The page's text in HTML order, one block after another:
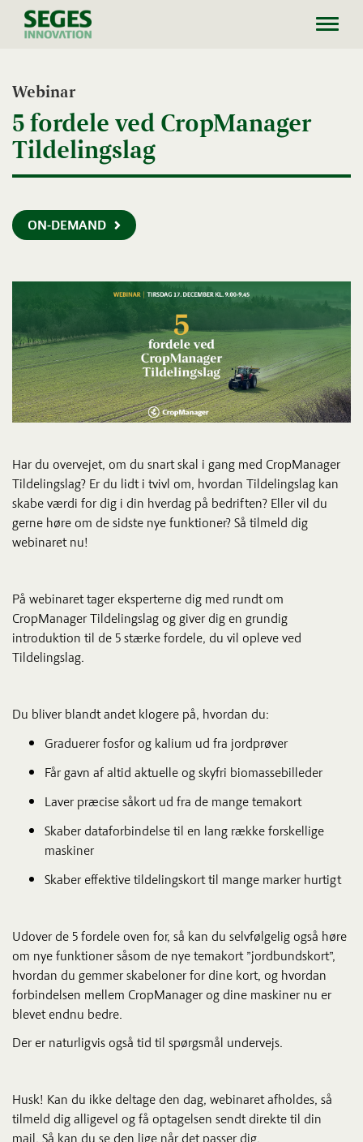
Webinar
5 fordele ved CropManager
Tildelingslag
ON-DEMAND
Har du overvejet, om du snart skal i gang med CropManager
Tildelingslag? Er du lidt i tvivl om, hvordan Tildelingslag kan
skabe værdi for dig i din hverdag på bedriften? Eller vil du
gerne høre om de sidste nye funktioner? Så tilmeld dig
webinaret nu!
På webinaret tager eksperterne dig med rundt om
CropManager Tildelingslag og giver dig en grundig
introduktion til de 5 stærke fordele, du vil opleve ved
Tildelingslag.
Du bliver blandt andet klogere på, hvordan du:
Graduerer fosfor og kalium ud fra jordprøver
Får gavn af altid aktuelle og skyfri biomassebilleder
Laver præcise såkort ud fra de mange temakort
Skaber dataforbindelse til en lang række forskellige
maskiner
Skaber effektive tildelingskort til mange marker hurtigt
Udover de 5 fordele oven for, så kan du selvfølgelig også høre
om nye funktioner såsom de nye temakort ”jordbundskort”,
hvordan du gemmer skabeloner for dine kort, og hvordan
forbindelsen mellem CropManager og dine maskiner nu er
blevet endnu bedre.
Der er naturligvis også tid til spørgsmål undervejs.
Husk! Kan du ikke deltage den dag, webinaret afholdes, så
tilmeld dig alligevel og få optagelsen sendt direkte til din
mail. Så kan du se den lige når det passer dig.